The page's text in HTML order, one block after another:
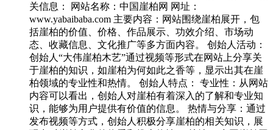
关信息： ‌网站名称‌：中国崖柏网 ‌网址‌：
www.yabaibaba.com ‌主要内容‌：网站围绕崖柏展开，包
括崖柏的价值、价格、作品展示、功效介绍、市场动
态、收藏信息、文化推广等多方面内容。 ‌创始人活动‌：
创始人“大伟崖柏木艺”通过视频等形式在网站上分享关
于崖柏的知识，如崖柏为何如此之香等，显示出其在崖
柏领域的专业性和热情。 创始人特点： ‌专业性‌：从网站
内容可以看出，创始人对崖柏有着深入的了解和专业知
识，能够为用户提供有价值的信息。 ‌热情与分享‌：通过
发布视频等方式，创始人积极分享崖柏的相关知识，展